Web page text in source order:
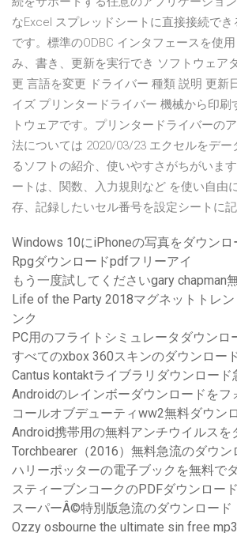
なExcel スプレッドシートに直接接続で
です。標準のODBC インタフェースを使
み、書き、更新を実行でき ソフトウェア
更 言語を変更 ドライバー 種類 説明 更新
イズ プリンタードライバー 機械から印刷
トウェアです。プリンタードライバーの
法については 2020/03/23 エクセルをデー
るソフトの紹介、使いやすさがちがいま
ートは、関数、入力規則など を使い自由
存、記録したいセル番号を設定シートに
Windows 10にiPhoneの写真をダウン
Rpgダウンロードpdfフリーアイ
もう一度試してくださいgary chapman
Life of the Party 2018マグネットトレ
ンク
PC用のフライトシミュレータダウンロ
すべてのxbox 360スキンのダウンロー
Cantus kontaktライブラリダウンロード
Androidのレインボーダウンロードをフ
コールオブデューティww2無料ダウン
Android携帯用の無料アンチウイルスを
Torchbearer（2016）無料急流のダウン
ハリーポッターの電子ブックを無料で
スティーブンコークのPDFダウンロー
スーパーÂ©特別版急流のダウンロード
Ozzy osbourne the ultimate sin free